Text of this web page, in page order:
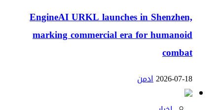
EngineAI URKL launches in Shenzhen,
marking commercial era for humanoid
combat
2026-07-18ادمن